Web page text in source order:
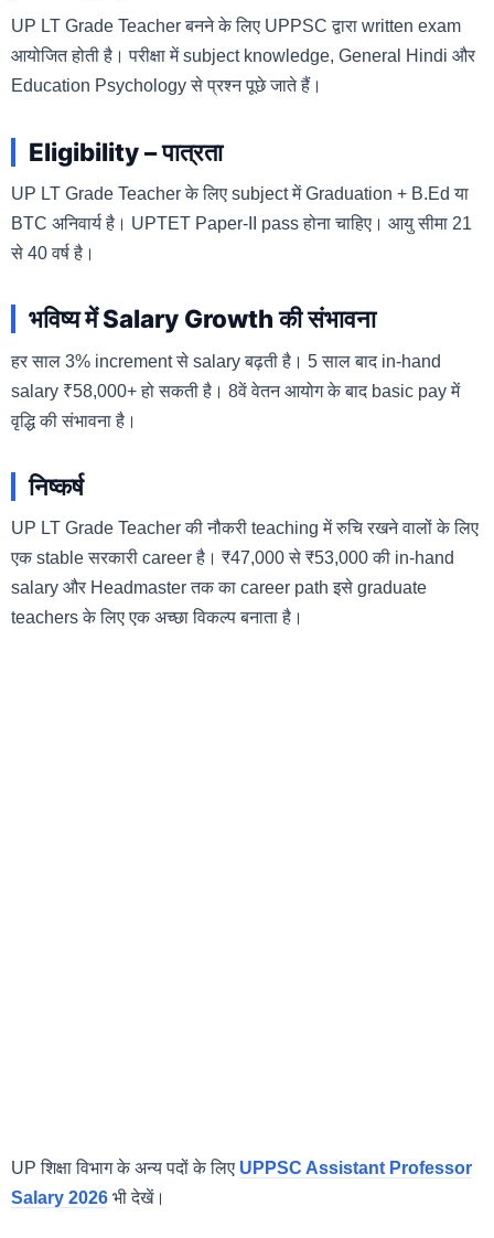
UP LT Grade Teacher बनने के लिए UPPSC द्वारा written exam
आयोजित होती है। परीक्षा में subject knowledge, General Hindi और
Education Psychology से प्रश्न पूछे जाते हैं।
Eligibility – पात्रता
UP LT Grade Teacher के लिए subject में Graduation + B.Ed या
BTC अनिवार्य है। UPTET Paper-II pass होना चाहिए। आयु सीमा 21
से 40 वर्ष है।
भविष्य में Salary Growth की संभावना
हर साल 3% increment से salary बढ़ती है। 5 साल बाद in-hand
salary ₹58,000+ हो सकती है। 8वें वेतन आयोग के बाद basic pay में
वृद्धि की संभावना है।
निष्कर्ष
UP LT Grade Teacher की नौकरी teaching में रुचि रखने वालों के लिए
एक stable सरकारी career है। ₹47,000 से ₹53,000 की in-hand
salary और Headmaster तक का career path इसे graduate
teachers के लिए एक अच्छा विकल्प बनाता है।
UP शिक्षा विभाग के अन्य पदों के लिए UPPSC Assistant Professor
Salary 2026 भी देखें।